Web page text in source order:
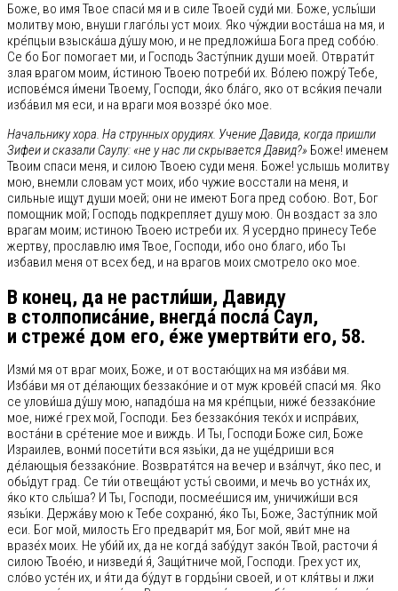
Боже, во имя Твое спаси́ мя и в силе Твоей суди́ ми. Боже, услы́ши
молитву мою, внуши глаго́лы уст моих. Яко чу́ждии воста́ша на мя, и
кре́пцыи взыска́ша ду́шу мою, и не предложи́ша Бога пред собо́ю.
Се бо Бог помогает ми, и Господь Засту́пник души моей. Отврати́т
злая врагом моим, и́стиною Твоею потреби́ их. Во́лею пожру́ Тебе,
испове́мся и́мени Твоему, Господи, я́ко бла́го, яко от вся́кия печали
изба́вил мя еси, и на враги моя воззре́ о́ко мое.
Начальнику хора. На струнных орудиях. Учение Давида, когда пришли
Зифеи и сказали Саулу: «не у нас ли скрывается Давид?» Боже! именем
Твоим спаси меня, и силою Твоею суди меня. Боже! услышь молитву
мою, внемли словам уст моих, ибо чужие восстали на меня, и
сильные ищут души моей; они не имеют Бога пред собою. Вот, Бог
помощник мой; Господь подкрепляет душу мою. Он воздаст за зло
врагам моим; истиною Твоею истреби их. Я усердно принесу Тебе
жертву, прославлю имя Твое, Господи, ибо оно благо, ибо Ты
избавил меня от всех бед, и на врагов моих смотрело око мое.
В конец, да не растли́ши, Давиду
в столпописа́ние, внегда́ посла́ Саул,
и стреже́ дом его, е́же умертви́ти его, 58.
Изми́ мя от враг моих, Боже, и от востаю́щих на мя изба́ви мя.
Изба́ви мя от де́лающих беззако́ние и от муж крове́й спаси́ мя. Яко
се улови́ша ду́шу мою, нападо́ша на мя кре́пцыи, ниже́ беззако́ние
мое, ниже́ грех мой, Господи. Без беззако́ния теко́х и испра́вих,
воста́ни в сре́тение мое и виждь. И Ты, Господи Боже сил, Боже
Израилев, вонми́ посети́ти вся язы́ки, да не уще́дриши вся
де́лающыя беззако́ние. Возвратя́тся на вечер и вза́лчут, я́ко пес, и
обы́дут град. Се ти́и отвеща́ют усты́ своими, и мечь во устна́х их,
я́ко кто слы́ша? И Ты, Господи, посмее́шися им, уничижи́ши вся
язы́ки. Держа́ву мою к Тебе сохраню́, я́ко Ты, Боже, Засту́пник мой
еси. Бог мой, милость Его предвари́т мя, Бог мой, яви́т мне на
вразе́х моих. Не уби́й их, да не когда́ забу́дут зако́н Твой, расточи я́
силою Твое́ю, и низведи́ я́, Защи́тниче мой, Господи. Грех уст их,
сло́во усте́н их, и я́ти да бу́дут в горды́ни своей, и от кля́твы и лжи